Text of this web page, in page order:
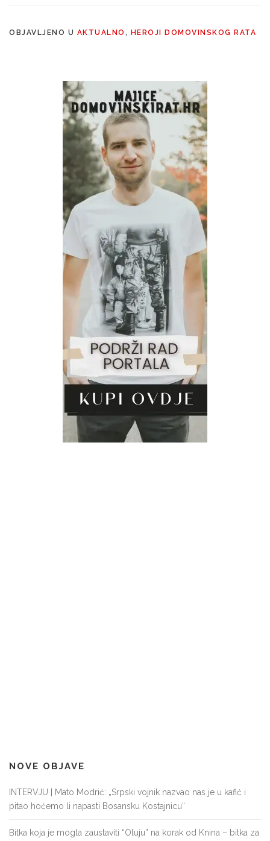
OBJAVLJENO U AKTUALNO , HEROJI DOMOVINSKOG RATA
NOVE OBJAVE
INTERVJU | Mato Modrić: „Srpski vojnik nazvao nas je u kafić i
pitao hoćemo li napasti Bosansku Kostajnicu“
Bitka koja je mogla zaustaviti “Oluju” na korak od Knina – bitka za